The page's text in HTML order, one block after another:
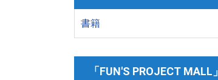
書籍
「FUN'S PROJECT MALL」